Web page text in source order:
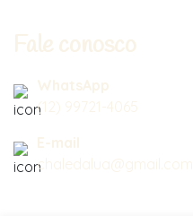
Fale conosco
WhatsApp
(12) 99721-4065
E-mail
chaledalua@gmail.com